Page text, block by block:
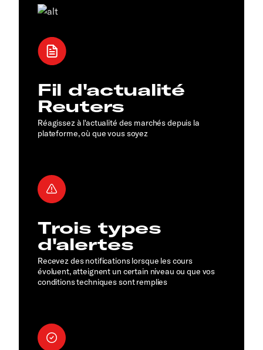
Fil d'actualité
Reuters
Réagissez à l'actualité des marchés depuis la
plateforme, où que vous soyez
Trois types
d'alertes
Recevez des notifications lorsque les cours
évoluent, atteignent un certain niveau ou que vos
conditions techniques sont remplies